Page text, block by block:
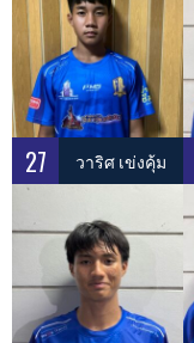
27 วาริศ เข่งคุ้ม